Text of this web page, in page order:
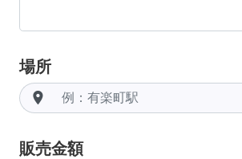
場所
room
販売金額